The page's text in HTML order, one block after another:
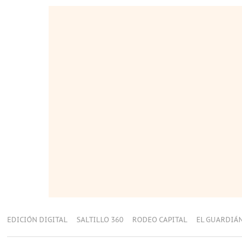
EDICIÓN DIGITAL SALTILLO 360 RODEO CAPITAL EL GUARDIÁN